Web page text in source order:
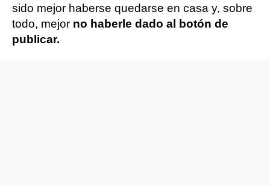
sido mejor haberse quedarse en casa y, sobre
todo, mejor no haberle dado al botón de
publicar.